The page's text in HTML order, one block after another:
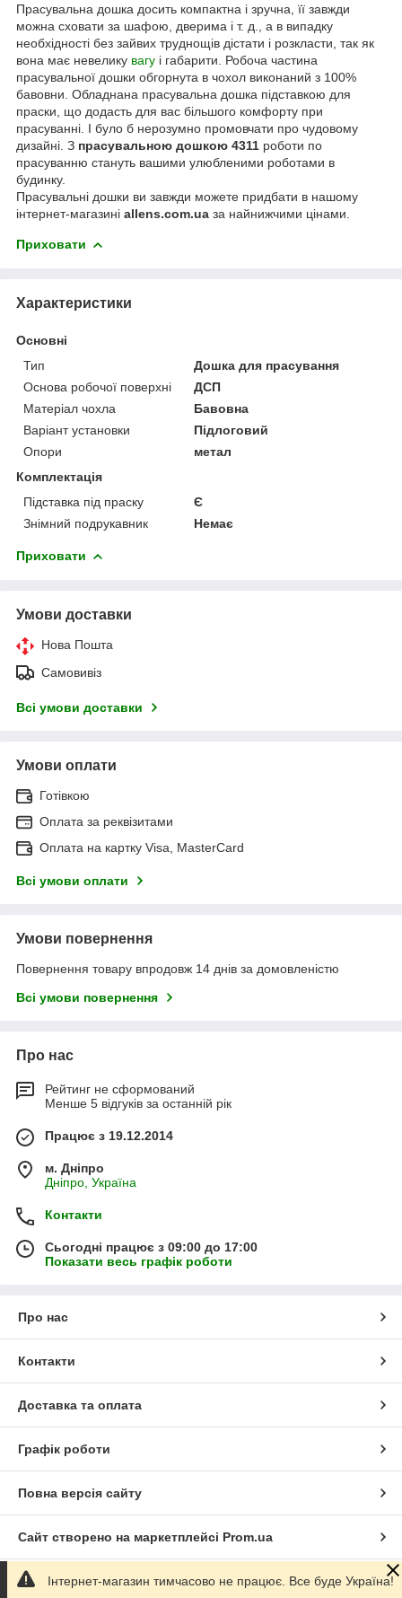
Прасувальна дошка досить компактна і зручна, її завжди
можна сховати за шафою, дверима і т. д., а в випадку
необхідності без зайвих труднощів дістати і розкласти, так як
вона має невелику вагу і габарити. Робоча частина
прасувальної дошки обгорнута в чохол виконаний з 100%
бавовни. Обладнана прасувальна дошка підставкою для
праски, що додасть для вас більшого комфорту при
прасуванні. І було б нерозумно промовчати про чудовому
дизайні. З прасувальною дошкою 4311 роботи по
прасуванню стануть вашими улюбленими роботами в
будинку.
Прасувальні дошки ви завжди можете придбати в нашому
інтернет-магазині allens.com.ua за найнижчими цінами.
Приховати
Характеристики
Основні
Тип
Дошка для прасування
Основа робочої поверхні
ДСП
Матеріал чохла
Бавовна
Варіант установки
Підлоговий
Опори
метал
Комплектація
Підставка під праску
Є
Знімний подрукавник
Немає
Приховати
Умови доставки
Нова Пошта
Самовивіз
Всі умови доставки
Умови оплати
Готівкою
Оплата за реквізитами
Оплата на картку Visa, MasterCard
Всі умови оплати
Умови повернення
Повернення товару впродовж 14 днів за домовленістю
Всі умови повернення
Про нас
Рейтинг не сформований
Менше 5 відгуків за останній рік
Працює з 19.12.2014
м. Дніпро
Дніпро, Україна
Контакти
Сьогодні працює з 09:00 до 17:00
Показати весь графік роботи
Про нас
Контакти
Доставка та оплата
Графік роботи
Повна версія сайту
Сайт створено на маркетплейсі Prom.ua
Політика конфіденційності
Інтернет-магазин тимчасово не працює. Все буде Україна!